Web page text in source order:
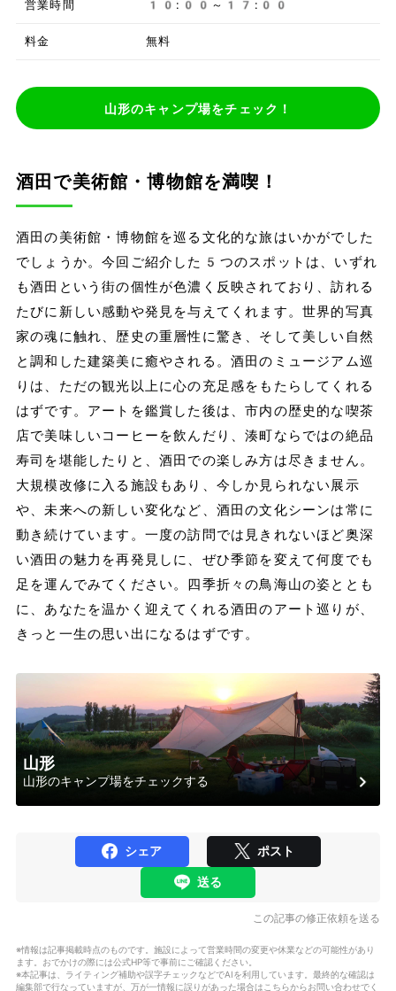
営業時間 10:00～17:00
料金 無料
山形のキャンプ場をチェック！
酒田で美術館・博物館を満喫！
酒田の美術館・博物館を巡る文化的な旅はいかがでした
でしょうか。今回ご紹介した5つのスポットは、いずれ
も酒田という街の個性が色濃く反映されており、訪れる
たびに新しい感動や発見を与えてくれます。世界的写真
家の魂に触れ、歴史の重層性に驚き、そして美しい自然
と調和した建築美に癒やされる。酒田のミュージアム巡
りは、ただの観光以上に心の充足感をもたらしてくれる
はずです。アートを鑑賞した後は、市内の歴史的な喫茶
店で美味しいコーヒーを飲んだり、湊町ならではの絶品
寿司を堪能したりと、酒田での楽しみ方は尽きません。
大規模改修に入る施設もあり、今しか見られない展示
や、未来への新しい変化など、酒田の文化シーンは常に
動き続けています。一度の訪問では見きれないほど奥深
い酒田の魅力を再発見しに、ぜひ季節を変えて何度でも
足を運んでみてください。四季折々の鳥海山の姿ととも
に、あなたを温かく迎えてくれる酒田のアート巡りが、
きっと一生の思い出になるはずです。
山形
山形のキャンプ場をチェックする
シェア ポスト
送る
この記事の修正依頼を送る
※情報は記事掲載時点のものです。施設によって営業時間の変更や休業などの可能性があり
ます。おでかけの際には公式HP等で事前にご確認ください。
※本記事は、ライティング補助や誤字チェックなどでAIを利用しています。最終的な確認は
編集部で行なっていますが、万が一情報に誤りがあった場合はこちらからお問い合わせでく